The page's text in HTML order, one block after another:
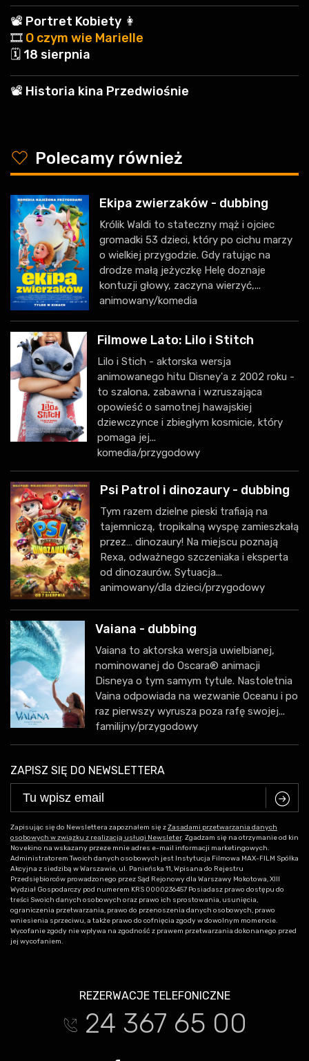
📽️ Portret Kobiety 👩
🎞️ O czym wie Marielle
🗓️ 18 sierpnia
📽️ Historia kina Przedwiośnie
y Polecamy również
Ekipa zwierzaków - dubbing
Królik Waldi to stateczny mąż i ojciec
gromadki 53 dzieci, który po cichu marzy
o wielkiej przygodzie. Gdy ratując na
drodze małą jeżyczkę Helę doznaje
kontuzji głowy, zaczyna wierzyć,...
animowany/komedia
Filmowe Lato: Lilo i Stitch
Lilo i Stich - aktorska wersja
animowanego hitu Disney'a z 2002 roku -
to szalona, zabawna i wzruszająca
opowieść o samotnej hawajskiej
dziewczynce i zbiegłym kosmicie, który
pomaga jej...
komedia/przygodowy
Psi Patrol i dinozaury - dubbing
Tym razem dzielne pieski trafiają na
tajemniczą, tropikalną wyspę zamieszkałą
przez… dinozaury! Na miejscu poznają
Rexa, odważnego szczeniaka i eksperta
od dinozaurów. Sytuacja...
animowany/dla dzieci/przygodowy
Vaiana - dubbing
Vaiana to aktorska wersja uwielbianej,
nominowanej do Oscara® animacji
Disneya o tym samym tytule. Nastoletnia
Vaina odpowiada na wezwanie Oceanu i po
raz pierwszy wyrusza poza rafę swojej...
familijny/przygodowy
ZAPISZ SIĘ DO NEWSLETTERA
C
Zapisując się do Newslettera zapoznałem się zZasadami przetwarzania danych
osobowych w związku z realizacją usługi Newsleter. Zgadzam się na otrzymanie od kin
Novekino na wskazany przeze mnie adres e-mail informacji marketingowych.
Administratorem Twoich danych osobowych jest Instytucja Filmowa MAX-FILM Spółka
Akcyjna z siedzibą w Warszawie, ul. Panieńska 11, Wpisana do Rejestru
Przedsiębiorców prowadzonego przez Sąd Rejonowy dla Warszawy Mokotowa, XIII
Wydział Gospodarczy pod numerem KRS 0000236457 Posiadasz prawo dostępu do
treści Swoich danych osobowych oraz prawo ich sprostowania, usunięcia,
ograniczenia przetwarzania, prawo do przenoszenia danych osobowych, prawo
wniesienia sprzeciwu, a także prawo do cofnięcia zgody w dowolnym momencie.
Wycofanie zgody nie wpływa na zgodność z prawem przetwarzania dokonanego przed
jej wycofaniem.
REZERWACJE TELEFONICZNE
t 24 367 65 00